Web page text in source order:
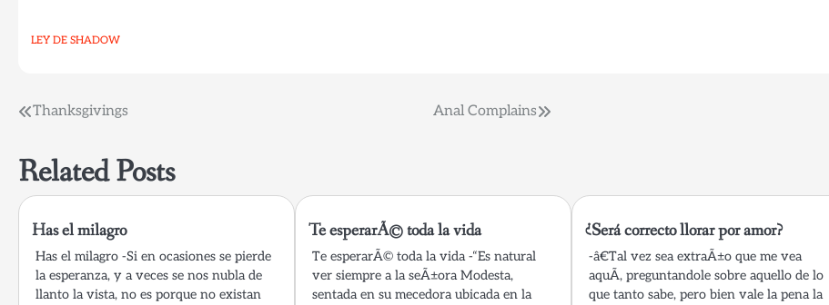
LEY DE SHADOW
Post
Thanksgivings Anal Complains
Related Posts
Has el milagro
Has el milagro -Si en ocasiones se pierde
la esperanza, y a veces se nos nubla de
llanto la vista, no es porque no existan
Te esperarÃ© toda la vida
Te esperarÃ© toda la vida -“Es natural
ver siempre a la seÃ±ora Modesta,
sentada en su mecedora ubicada en la
¿Será correcto llorar por amor?
-â€Tal vez sea extraÃ±o que me vea
aquÃ­, preguntandole sobre aquello de lo
que tanto sabe, pero bien vale la pena la